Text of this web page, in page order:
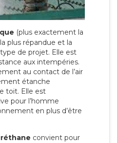
(plus exactement la
plus répandue et la
de projet. Elle est
aux intempéries.
au contact de l’air
étanche
toit. Elle est
pour l’homme
en plus d’être
convient pour